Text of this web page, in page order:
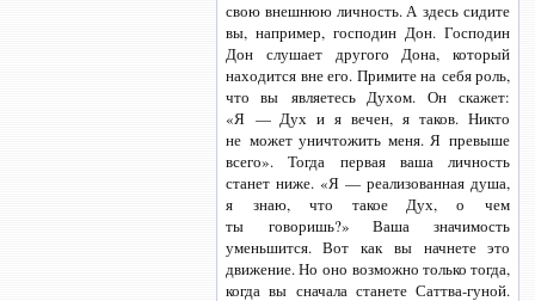
свою внешнюю личность. А здесь сидите
вы, например, господин Дон. Господин
Дон слушает другого Дона, который
находится вне его. Примите на себя роль,
что вы являетесь Духом. Он скажет:
«Я — Дух и я вечен, я таков. Никто
не может уничтожить меня. Я превыше
всего». Тогда первая ваша личность
станет ниже. «Я — реализованная душа,
я знаю, что такое Дух, о чем
ты говоришь?» Ваша значимость
уменьшится. Вот как вы начнете это
движение. Но оно возможно только тогда,
когда вы сначала станете Саттва-гуной.